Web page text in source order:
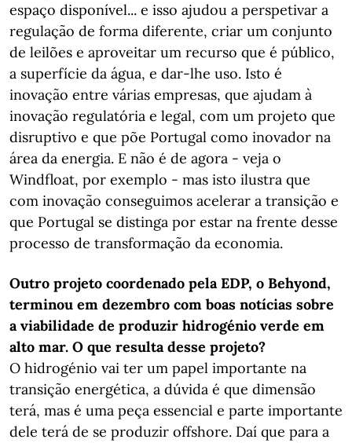
espaço disponível... e isso ajudou a perspetivar a
regulação de forma diferente, criar um conjunto
de leilões e aproveitar um recurso que é público,
a superfície da água, e dar-lhe uso. Isto é
inovação entre várias empresas, que ajudam à
inovação regulatória e legal, com um projeto que
disruptivo e que põe Portugal como inovador na
área da energia. E não é de agora - veja o
Windfloat, por exemplo - mas isto ilustra que
com inovação conseguimos acelerar a transição e
que Portugal se distinga por estar na frente desse
processo de transformação da economia.
Outro projeto coordenado pela EDP, o Behyond,
terminou em dezembro com boas notícias sobre
a viabilidade de produzir hidrogénio verde em
alto mar. O que resulta desse projeto?
O hidrogénio vai ter um papel importante na
transição energética, a dúvida é que dimensão
terá, mas é uma peça essencial e parte importante
dele terá de se produzir offshore. Daí que para a